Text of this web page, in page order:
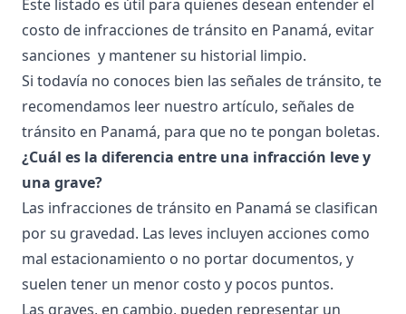
Este listado es útil para quienes desean entender el
costo de infracciones de tránsito en Panamá, evitar
sanciones y mantener su historial limpio.
Si todavía no conoces bien las señales de tránsito, te
recomendamos leer nuestro artículo, señales de
tránsito en Panamá, para que no te pongan boletas.
¿Cuál es la diferencia entre una infracción leve y
una grave?
Las infracciones de tránsito en Panamá se clasifican
por su gravedad. Las leves incluyen acciones como
mal estacionamiento o no portar documentos, y
suelen tener un menor costo y pocos puntos.
Las graves, en cambio, pueden representar un